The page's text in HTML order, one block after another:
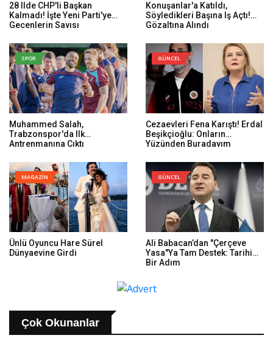
28 Ilde CHP'li Başkan
Kalmadı! İşte Yeni Parti'ye
Geçenlerin Sayısı
Konuşanlar'a Katıldı,
Söyledikleri Başına Iş Açtı!
Gözaltına Alındı
SPOR
Muhammed Salah,
Trabzonspor'da Ilk
Antrenmanına Çıktı
GÜNCEL
Cezaevleri Fena Karıştı! Erdal
Beşikçioğlu: Onların
Yüzünden Buradayım
MAGAZİN
Ünlü Oyuncu Hare Sürel
Dünyaevine Girdi
GÜNCEL
Ali Babacan’dan "Çerçeve
Yasa"ya Tam Destek: Tarihi
Bir Adım
Çok Okunanlar